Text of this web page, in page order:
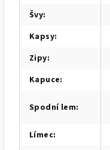
Švy:
Kapsy:
Zipy:
Kapuce:
Spodní lem:
Límec: